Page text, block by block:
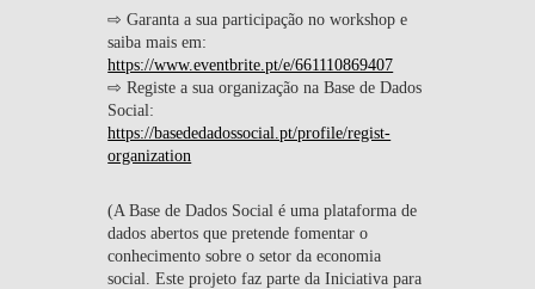
⇨ Garanta a sua participação no workshop e
saiba mais em:
https://www.eventbrite.pt/e/661110869407
⇨ Registe a sua organização na Base de Dados
Social:
https://basededadossocial.pt/profile/regist-
organization
(A Base de Dados Social é uma plataforma de
dados abertos que pretende fomentar o
conhecimento sobre o setor da economia
social. Este projeto faz parte da Iniciativa para